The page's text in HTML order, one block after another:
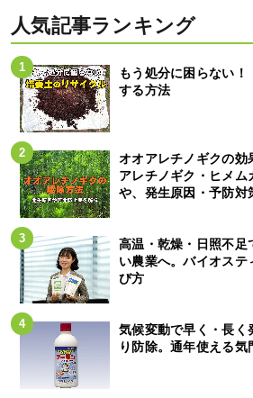
人気記事ランキング
もう処分に困らない
する方法
オオアレチノギクの効
アレチノギク・ヒメム
や、発生原因・予防対
高温・乾燥・日照不足
い農業へ。バイオステ
び方
気候変動で早く・長く
り防除。通年使える気